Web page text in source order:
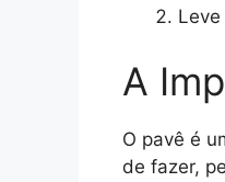
A
O pavê é
de fazer,